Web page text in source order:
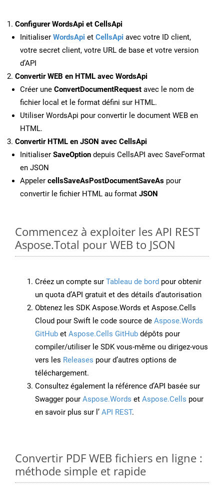
Configurer WordsApi et CellsApi
Initialiser WordsApi et CellsApi avec votre ID client,
votre secret client, votre URL de base et votre version
d’API
Convertir WEB en HTML avec WordsApi
Créer une ConvertDocumentRequest avec le nom de
fichier local et le format défini sur HTML.
Utiliser WordsApi pour convertir le document WEB en
HTML.
Convertir HTML en JSON avec CellsApi
Initialiser SaveOption depuis CellsAPI avec SaveFormat
en JSON
Appeler cellsSaveAsPostDocumentSaveAs pour
convertir le fichier HTML au format JSON
Commencez à exploiter les API REST
Aspose.Total pour WEB to JSON
Créez un compte sur Tableau de bord pour obtenir
un quota d’API gratuit et des détails d’autorisation
Obtenez les SDK Aspose.Words et Aspose.Cells
Cloud pour Swift le code source de Aspose.Words
GitHub et Aspose.Cells GitHub dépôts pour
compiler/utiliser le SDK vous-même ou dirigez-vous
vers les Releases pour d’autres options de
téléchargement.
Consultez également la référence d’API basée sur
Swagger pour Aspose.Words et Aspose.Cells pour
en savoir plus sur l’ API REST.
Convertir PDF WEB fichiers en ligne :
méthode simple et rapide